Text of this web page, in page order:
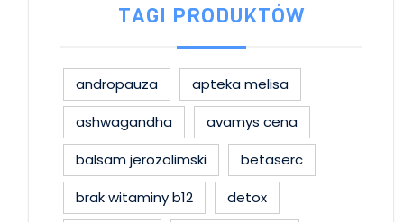
TAGI PRODUKTÓW
andropauza
apteka melisa
ashwagandha
avamys cena
balsam jerozolimski
betaserc
brak witaminy b12
detox